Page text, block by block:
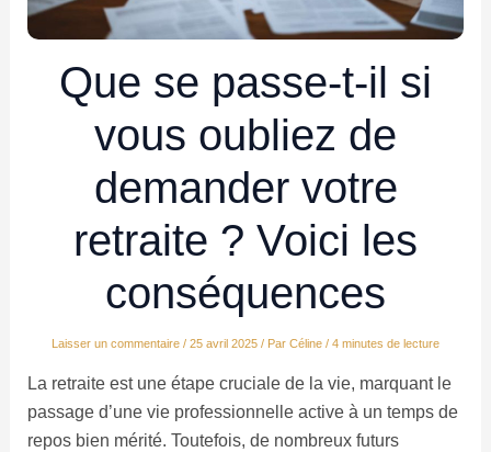
Que se passe-t-il si
vous oubliez de
demander votre
retraite ? Voici les
conséquences
Laisser un commentaire / 25 avril 2025 / Par Céline / 4 minutes de lecture
La retraite est une étape cruciale de la vie, marquant le
passage d’une vie professionnelle active à un temps de
repos bien mérité. Toutefois, de nombreux futurs